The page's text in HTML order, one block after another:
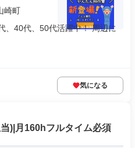
崎町
40代、50代活躍中！ 周辺に
気になる
)|月160hフルタイム必須